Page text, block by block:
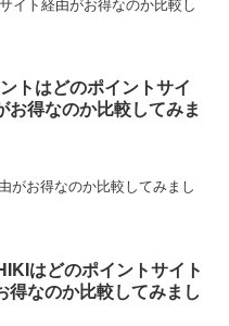
トはどのポイントサイ
お得なのか比較してみま
がお得なのか比較してみまし
はどのポイントサイト
得なのか比較してみまし